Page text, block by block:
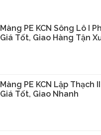
Màng PE KCN Sông Lô I
Giá Tốt, Giao Hàng Tận
Màng PE KCN Lập Thạch II
Giá Tốt, Giao Nhanh